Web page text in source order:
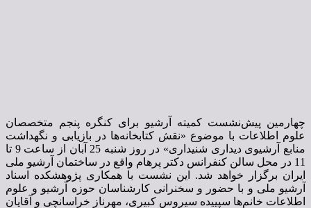
چهارمین پیش‌نشست کمیته آرشیو برای کنگره پنجم متخصصان
علوم اطلاعات با موضوع «نقش کتابخانه‌ها در بازیابی و نگهداشت
منابع آرشیوی دیداری شنیداری» در روز شنبه 25 آبان از ساعت 9 تا
11 در محل سالن کنفرانس دکتر پرهام واقع در ساختمان آرشیو ملی
ایران برگزار خواهد شد. این نشست با همکاری پژوهشکده اسناد
آرشیو ملی و با حضور و سخنرانی کارشناسان حوزه آرشیو و علوم
اطلاعات خانم‌ها سپییده سیروس کبیری، مهرناز خراسانچی و آقایان